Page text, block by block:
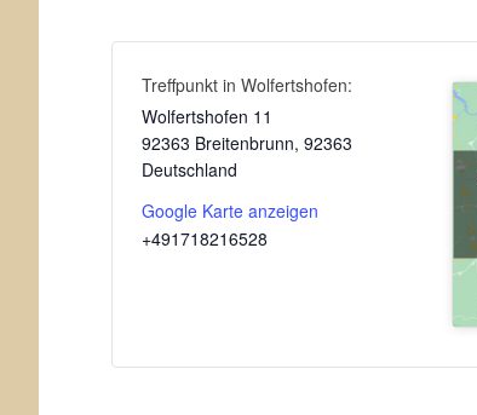
Treffpunkt in Wolfertshofen:
Wolfertshofen 11
92363 Breitenbrunn, 92363
Deutschland
Google Karte anzeigen
+491718216528